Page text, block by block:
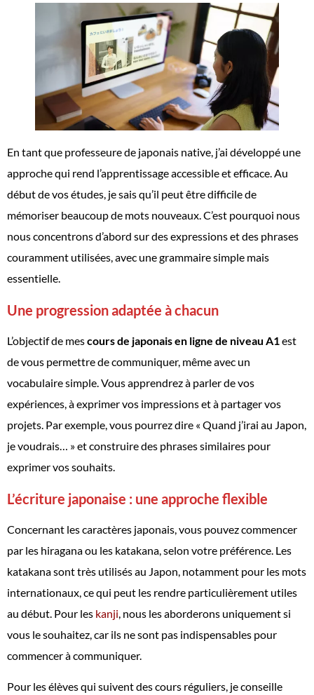
En tant que professeure de japonais native, j’ai développé une
approche qui rend l’apprentissage accessible et efficace. Au
début de vos études, je sais qu’il peut être difficile de
mémoriser beaucoup de mots nouveaux. C’est pourquoi nous
nous concentrons d’abord sur des expressions et des phrases
couramment utilisées, avec une grammaire simple mais
essentielle.
Une progression adaptée à chacun
L’objectif de mescours de japonais en ligne de niveau A1est
de vous permettre de communiquer, même avec un
vocabulaire simple. Vous apprendrez à parler de vos
expériences, à exprimer vos impressions et à partager vos
projets. Par exemple, vous pourrez dire « Quand j’irai au Japon,
je voudrais… » et construire des phrases similaires pour
exprimer vos souhaits.
L’écriture japonaise : une approche flexible
Concernant les caractères japonais, vous pouvez commencer
par les hiragana ou les katakana, selon votre préférence. Les
katakana sont très utilisés au Japon, notamment pour les mots
internationaux, ce qui peut les rendre particulièrement utiles
au début. Pour les kanji, nous les aborderons uniquement si
vous le souhaitez, car ils ne sont pas indispensables pour
commencer à communiquer.
Pour les élèves qui suivent des cours réguliers, je conseille